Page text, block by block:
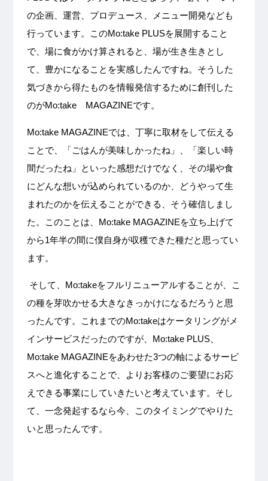
の企画、運営、プロデュース、メニュー開発なども
行っています。このMo:take PLUSを展開すること
で、場に食がかけ算されると、場が生き生きとし
て、豊かになることを実感したんですね。そうした
気づきから得たものを情報発信するために創刊した
のがMo:take MAGAZINEです。
Mo:take MAGAZINEでは、丁寧に取材をして伝える
ことで、「ごはんが美味しかったね」、「楽しい時
間だったね」といった感想だけでなく、その場や食
にどんな想いが込められているのか、どうやって生
まれたのかを伝えることができる、そう確信しまし
た。このことは、Mo:take MAGAZINEを立ち上げて
から1年半の間に僕自身が収穫できた種だと思ってい
ます。
そして、Mo:takeをフルリニューアルすることが、こ
の種を芽吹かせる大きなきっかけになるだろうと思
ったんです。これまでのMo:takeはケータリングがメ
インサービスだったのですが、Mo:take PLUS、
Mo:take MAGAZINEをあわせた3つの軸によるサービ
スへと進化することで、よりお客様のご要望にお応
えできる事業にしていきたいと考えています。そし
て、一念発起するなら今、このタイミングでやりた
いと思ったんです。